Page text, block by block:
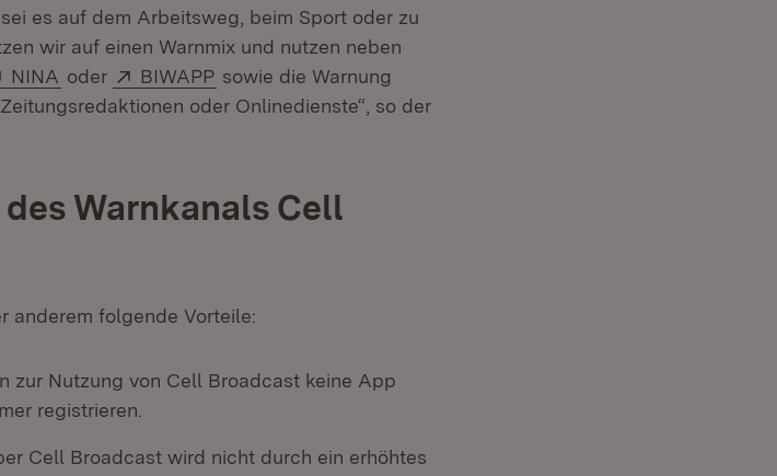
es auf dem Arbeitsweg, beim Sport oder zu
wir auf einen Warnmix und nutzen neben
Extern:
NINA (Öffnet in neuem Fenster)
oder Extern:
BIWAPP (Öffnet in neuem Fenster)
sowie die Warnung
oder Onlinedienste“, so der
Warnkanals Cell
anderem folgende Vorteile:
zur Nutzung von Cell Broadcast keine App
registrieren.
Cell Broadcast wird nicht durch ein erhöhtes